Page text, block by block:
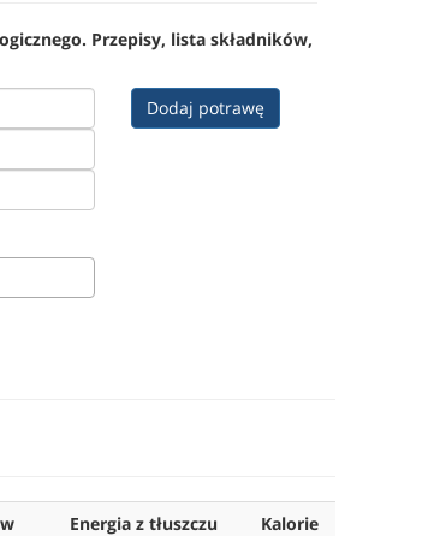
Przepisy, lista składników,
Dodaj potrawę
Energia z tłuszczu
Kalorie